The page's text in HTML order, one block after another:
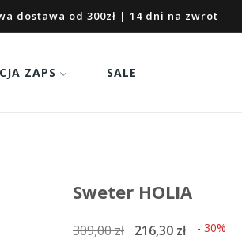
dostawa od 300zł | 14 dni na zwrot
ZAPS SALE
Sweter HOLIA
309,00 zł 216,30 zł - 30%